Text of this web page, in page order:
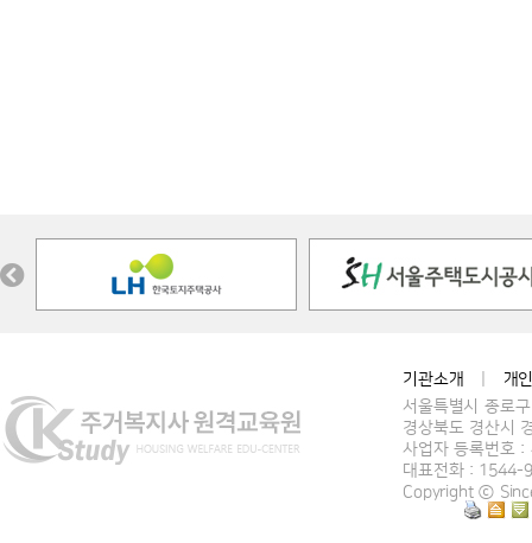
기관소개
개
서울특별시 종로
경상북도 경산시
사업자 등록번호
대표전화 : 1544-
Copyright ⓒ